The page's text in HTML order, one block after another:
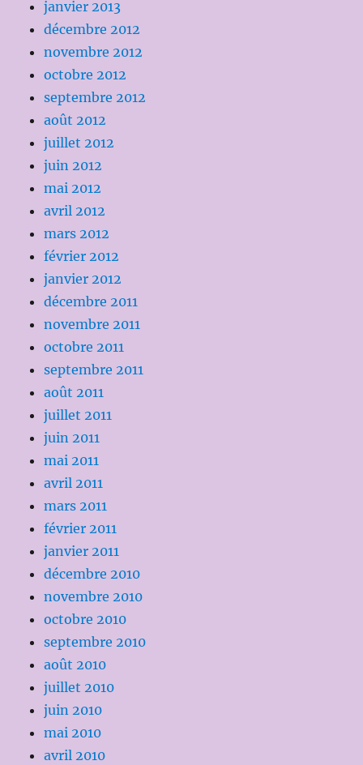
janvier 2013
décembre 2012
novembre 2012
octobre 2012
septembre 2012
août 2012
juillet 2012
juin 2012
mai 2012
avril 2012
mars 2012
février 2012
janvier 2012
décembre 2011
novembre 2011
octobre 2011
septembre 2011
août 2011
juillet 2011
juin 2011
mai 2011
avril 2011
mars 2011
février 2011
janvier 2011
décembre 2010
novembre 2010
octobre 2010
septembre 2010
août 2010
juillet 2010
juin 2010
mai 2010
avril 2010